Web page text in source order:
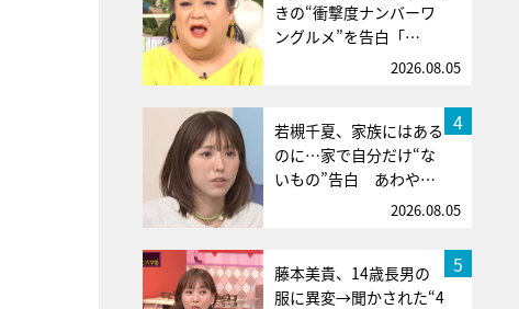
きの“衝撃度ナンバーワ
ングルメ”を告白「…
2026.08.05
4
若槻千夏、家族にはある
のに…家で自分だけ“な
いもの”告白 あわや…
2026.08.05
5
藤本美貴、14歳長男の
服に異変→聞かされた“4